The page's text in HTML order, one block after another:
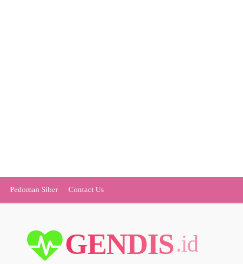
Pedoman Siber Contact Us
GENDIS.id